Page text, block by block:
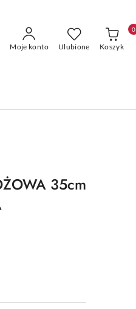
Moje konto Ulubione Koszyk
0
35cm